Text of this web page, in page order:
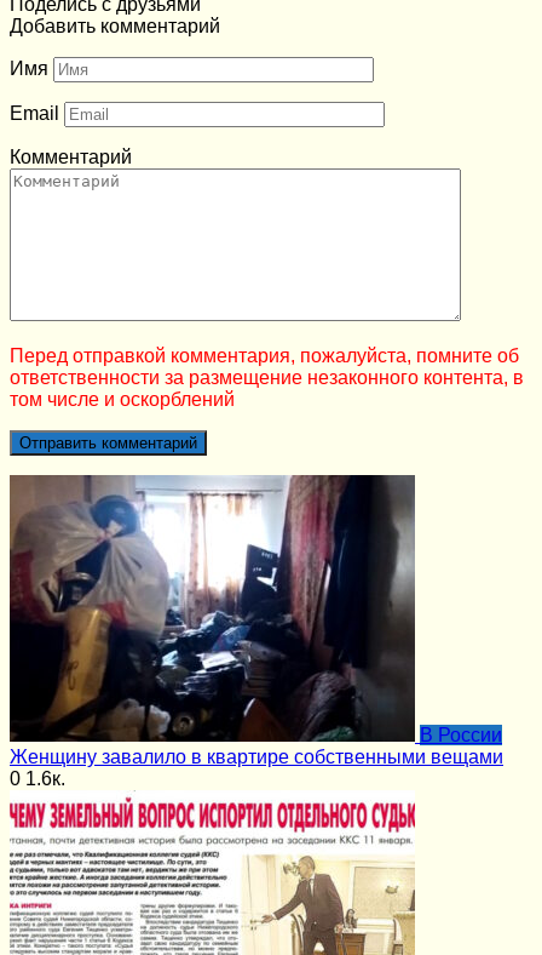
Добавить комментарий
Имя
Email
Комментарий
Перед отправкой комментария, пожалуйста, помните об
ответственности за размещение незаконного контента, в
том числе и оскорблений
В России
Женщину завалило в квартире собственными вещами
0 1.6к.